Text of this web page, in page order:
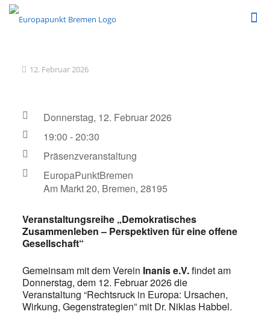
12. Februar 2026
Donnerstag, 12. Februar 2026
19:00 - 20:30
Präsenzveranstaltung
EuropaPunktBremen
Am Markt 20, Bremen, 28195
Veranstaltungsreihe „Demokratisches
Zusammenleben – Perspektiven für eine offene
Gesellschaft“
Gemeinsam mit dem Verein Inanis e.V.findet am
Donnerstag, dem 12. Februar 2026 die
Veranstaltung “Rechtsruck in Europa: Ursachen,
Wirkung, Gegenstrategien” mit Dr. Niklas Habbel.